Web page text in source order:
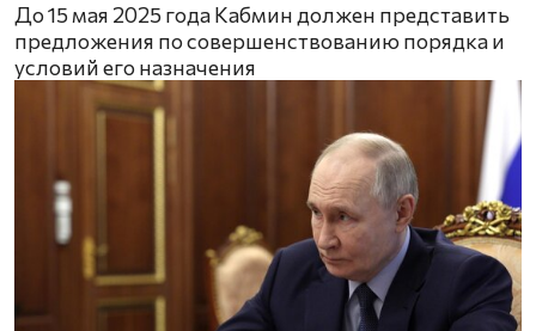
До 15 мая 2025 года Кабмин должен представить
предложения по совершенствованию порядка и
условий его назначения